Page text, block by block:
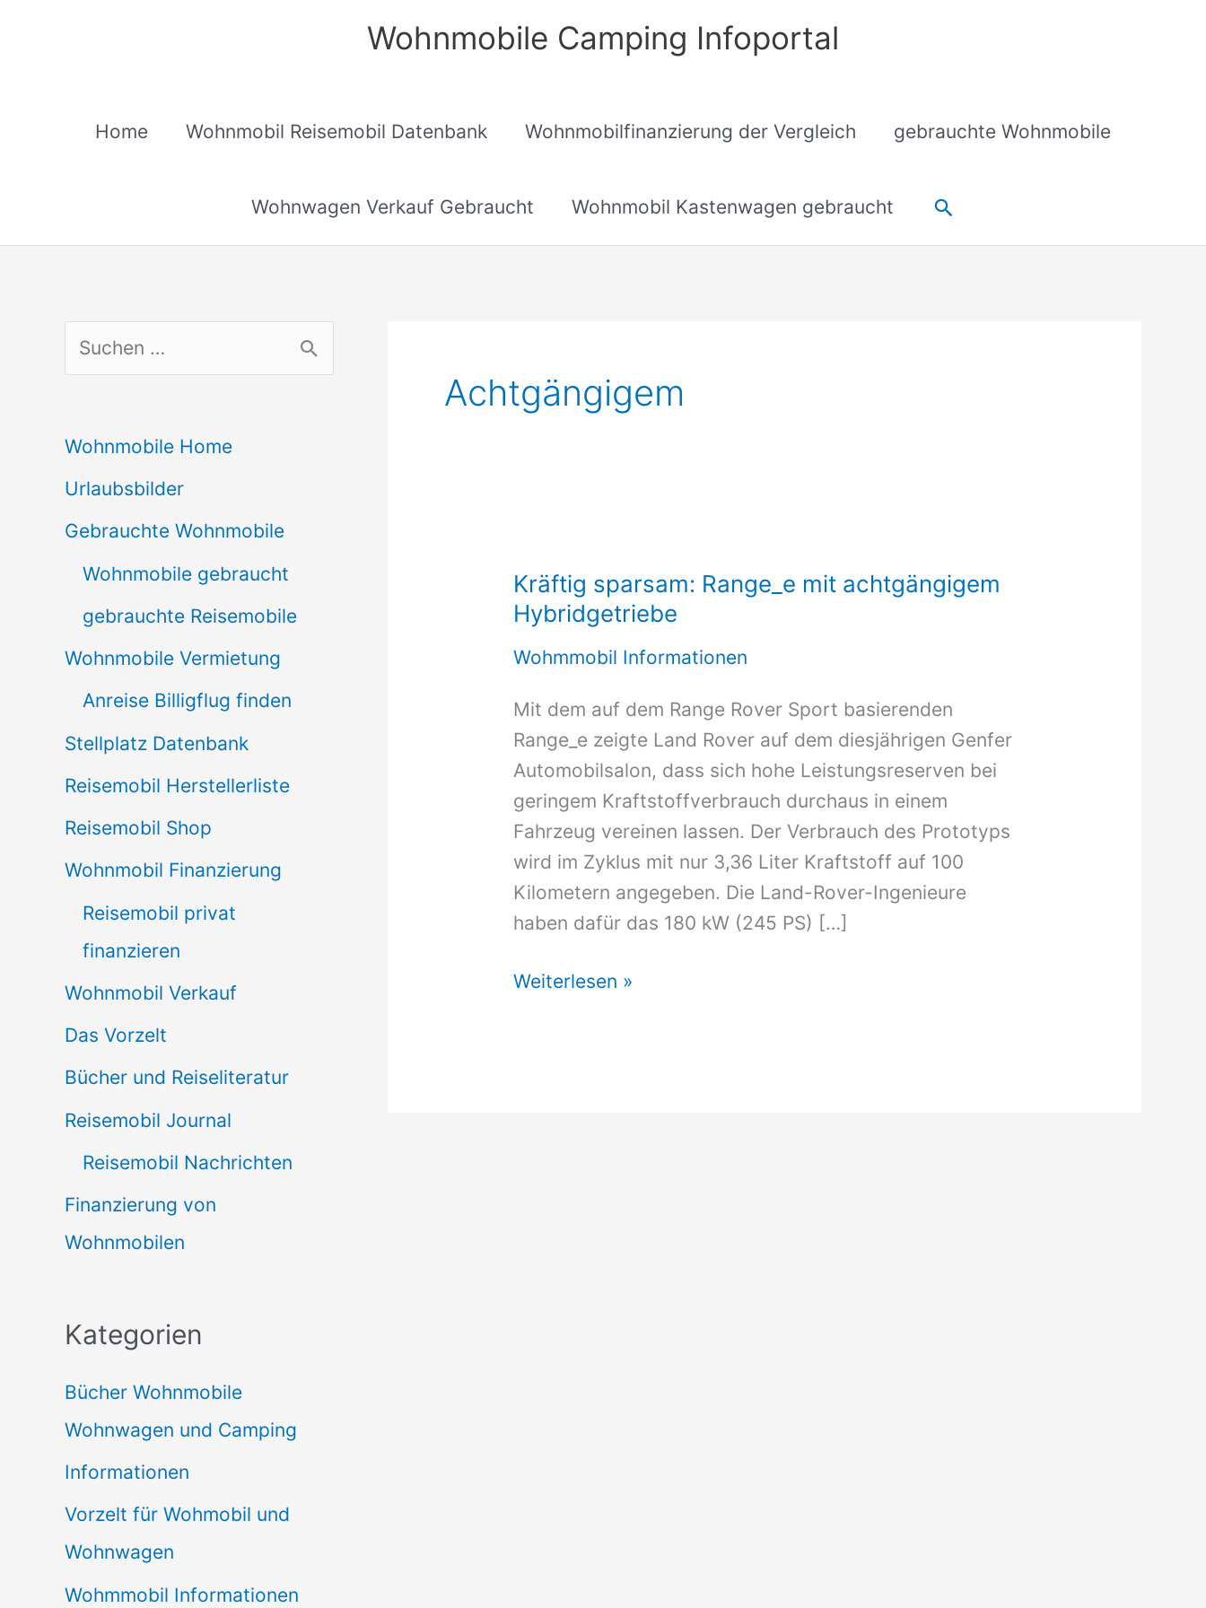
Wohnmobile Camping Infoportal
Home Wohnmobil Reisemobil Datenbank Wohnmobilfinanzierung der Vergleich gebrauchte Wohnmobile
Wohnwagen Verkauf Gebraucht Wohnmobil Kastenwagen gebraucht Suchen
u
h
e
n
Wohnmobile Home
Urlaubsbilder
Gebrauchte Wohnmobile
Wohnmobile gebraucht
gebrauchte Reisemobile
Wohnmobile Vermietung
Anreise Billigflug finden
Stellplatz Datenbank
Reisemobil Herstellerliste
Reisemobil Shop
Wohnmobil Finanzierung
Reisemobil privat
finanzieren
Wohnmobil Verkauf
Das Vorzelt
Bücher und Reiseliteratur
Reisemobil Journal
Reisemobil Nachrichten
Finanzierung von
Wohnmobilen
Kategorien
Bücher Wohnmobile
Wohnwagen und Camping
Informationen
Vorzelt für Wohmobil und
Wohnwagen
Wohmmobil Informationen
Achtgängigem
Kräftig sparsam: Range_e mit achtgängigem
Hybridgetriebe
Wohmmobil Informationen
Mit dem auf dem Range Rover Sport basierenden
Range_e zeigte Land Rover auf dem diesjährigen Genfer
Automobilsalon, dass sich hohe Leistungsreserven bei
geringem Kraftstoffverbrauch durchaus in einem
Fahrzeug vereinen lassen. Der Verbrauch des Prototyps
wird im Zyklus mit nur 3,36 Liter Kraftstoff auf 100
Kilometern angegeben. Die Land-Rover-Ingenieure
haben dafür das 180 kW (245 PS) […]
Kräftig
Weiterlesen »